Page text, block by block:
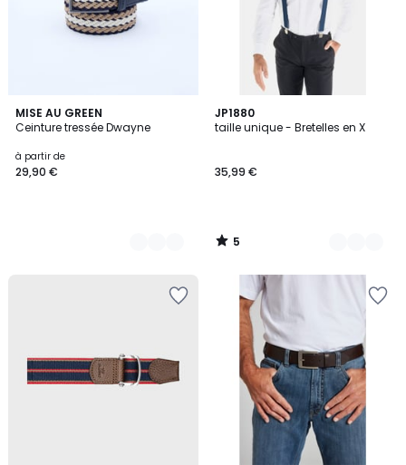
MISE AU GREEN
Ceinture tressée Dwayne
à partir de
29,90 €
3
Couleurs
JP1880
taille unique - Bretelles en X
35,99 €
5
/
3
Couleurs
5
/